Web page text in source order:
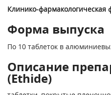
Клинико-фармакологическая
Форма выпуска
По 10 таблеток в
Описание
(Ethide)